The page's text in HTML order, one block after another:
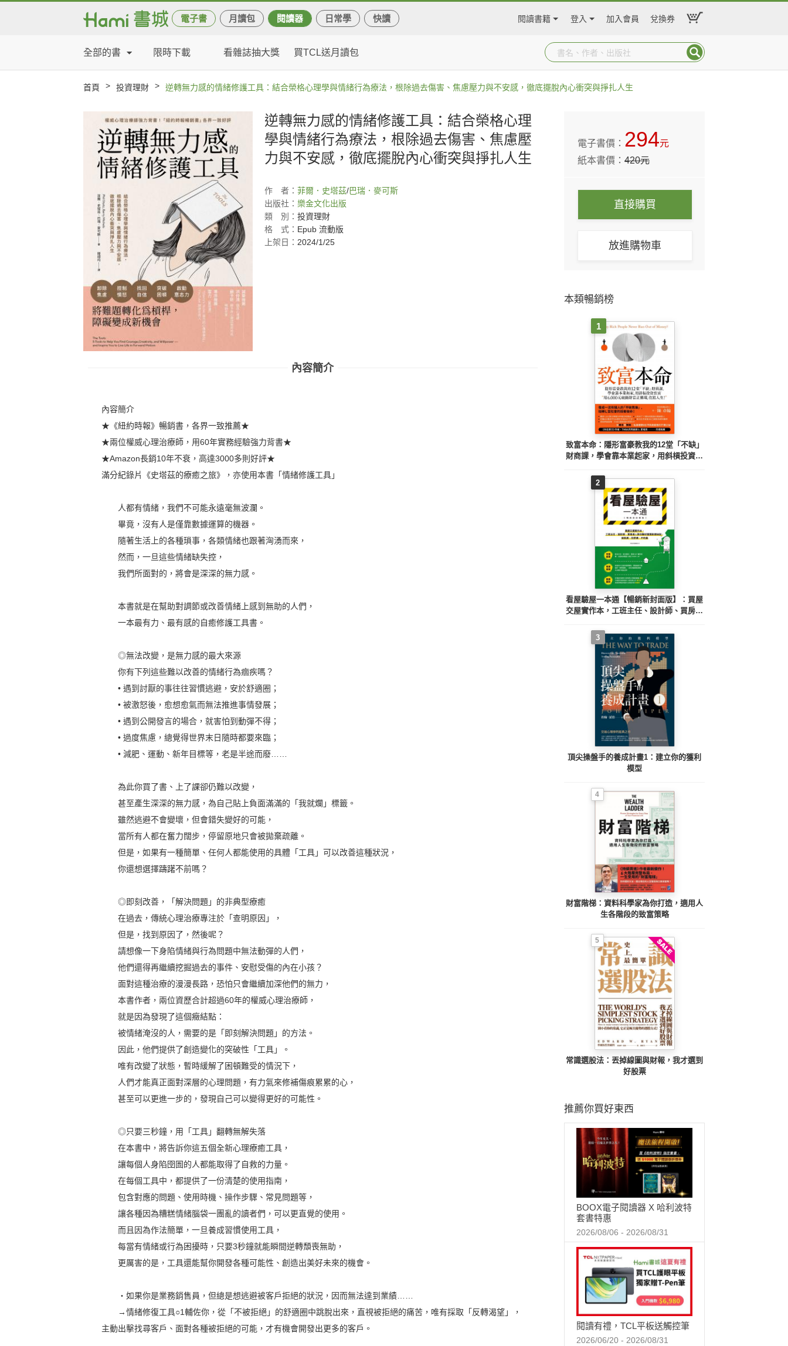
電子書 月讀包 閱讀器 日常學 快讀 閱讀書籍 登入 加入會員 兌換券
全部的書 限時下載 看雜誌抽大獎 買TCL送月讀包
首頁 > 投資理財 > 逆轉無力感的情緒修護工具：結合榮格心理學與情緒行為療法，根除過去傷害、焦慮壓力與不安感，徹底擺脫內心衝突與掙扎人生
逆轉無力感的情緒修護工具：結合榮格心理
學與情緒行為療法，根除過去傷害、焦慮壓
力與不安感，徹底擺脫內心衝突與掙扎人生
作 者： 菲爾．史塔茲/巴瑞．麥可斯
出版社： 樂金文化出版
類
別： 投資理財
格
式： Epub 流動版
上架日： 2024/1/25
內容簡介
內容簡介
★《紐約時報》暢銷書，各界一致推薦★
★兩位權威心理治療師，用60年實務經驗強力背書★
★Amazon長銷10年不衰，高達3000多則好評★
滿分紀錄片《史塔茲的療癒之旅》，亦使用本書「情緒修護工具」
人都有情緒，我們不可能永遠毫無波瀾。
畢竟，沒有人是僅靠數據運算的機器。
隨著生活上的各種瑣事，各類情緒也跟著洶湧而來，
然而，一旦這些情緒缺失控，
我們所面對的，將會是深深的無力感。
本書就是在幫助對調節或改善情緒上感到無助的人們，
一本最有力、最有感的自癒修護工具書。
◎無法改變，是無力感的最大來源
你有下列這些難以改善的情緒行為痼疾嗎？
• 遇到討厭的事往往習慣逃避，安於舒適圈；
• 被激怒後，愈想愈氣而無法推進事情發展；
• 遇到公開發言的場合，就害怕到動彈不得；
• 過度焦慮，總覺得世界末日隨時都要來臨；
• 減肥、運動、新年目標等，老是半途而廢……
為此你買了書、上了課卻仍難以改變，
甚至產生深深的無力感，為自己貼上負面滿滿的「我就爛」標籤。
雖然逃避不會變壞，但會錯失變好的可能，
當所有人都在奮力闊步，停留原地只會被拋棄疏離。
但是，如果有一種簡單、任何人都能使用的具體「工具」可以改善這種狀況，
你還想選擇躊躇不前嗎？
◎即刻改善，「解決問題」的非典型療癒
在過去，傳統心理治療專注於「查明原因」，
但是，找到原因了，然後呢？
請想像一下身陷情緒與行為問題中無法動彈的人們，
他們還得再繼續挖掘過去的事件、安慰受傷的內在小孩？
面對這種治療的漫漫長路，恐怕只會繼續加深他們的無力，
本書作者，兩位資歷合計超過60年的權威心理治療師，
就是因為發現了這個癥結點：
被情緒淹沒的人，需要的是「即刻解決問題」的方法。
因此，他們提供了創造變化的突破性「工具」。
唯有改變了狀態，暫時緩解了困頓難受的情況下，
人們才能真正面對深層的心理問題，有力氣來修補傷痕累累的心，
甚至可以更進一步的，發現自己可以變得更好的可能性。
◎只要三秒鐘，用「工具」翻轉無解失落
在本書中，將告訴你這五個全新心理療癒工具，
讓每個人身陷囹圄的人都能取得了自救的力量。
在每個工具中，都提供了一份清楚的使用指南，
包含對應的問題、使用時機、操作步驟、常見問題等，
讓各種因為糟糕情緒腦袋一團亂的讀者們，可以更直覺的使用。
而且因為作法簡單，一旦養成習慣使用工具，
每當有情緒或行為困擾時，只要3秒鐘就能瞬間逆轉頹喪無助，
更厲害的是，工具還能幫你開發各種可能性、創造出美好未來的機會。
‧如果你是業務銷售員，但總是想逃避被客戶拒絕的狀況，因而無法達到業績……
→情緒修復工具○1輔佐你，從「不被拒絕」的舒適圈中跳脫出來，直視被拒絕的痛苦，唯有採取「反轉渴望」，
主動出擊找尋客戶、面對各種被拒絕的可能，才有機會開發出更多的客戶。
電子書價： 294元
紙本書價：420元
直接購買
放進購物車
本類暢銷榜
1
致富本命：隱形富豪教我的12堂「不缺」
財商課，學會靠本業起家，用斜槓投資致
生！
2
看屋驗屋一本通【暢銷新封面版】：買屋
交屋實作本，工班主任、設計師、買房達
適、不吃虧
3
頂尖操盤手的養成計畫1：建立你的獲利
模型
4
財富階梯：資料科學家為你打造，適用人
生各階段的致富策略
5
常識選股法：丟掉線圖與財報，我才選到
好股票
推薦你買好東西
BOOX電子閱讀器 X 哈利波特
套書特惠
2026/08/06 - 2026/08/31
閱讀有禮，TCL平板送觸控筆
2026/06/20 - 2026/08/31